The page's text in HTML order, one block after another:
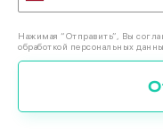
Нажимая “Отправить”, Вы
обработкой персональных